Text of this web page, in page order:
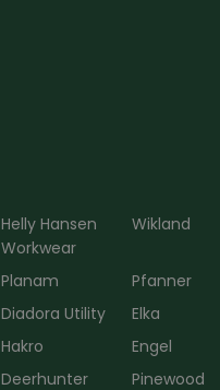
Helly Hansen
Workwear
Wikland
Planam
Pfanner
Diadora Utility
Elka
Hakro
Engel
Deerhunter Pinewood